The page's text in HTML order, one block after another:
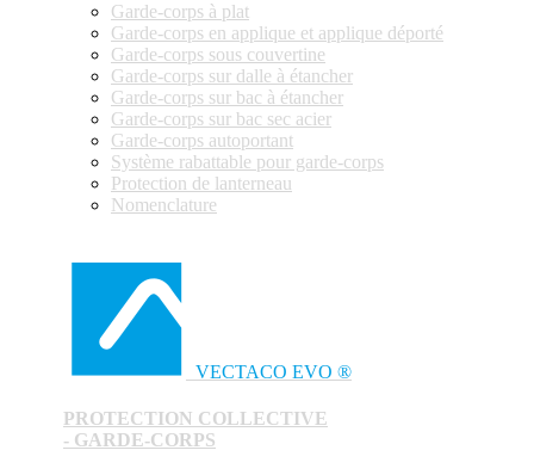
Garde-corps à plat
Garde-corps en applique et applique déporté
Garde-corps sous couvertine
Garde-corps sur dalle à étancher
Garde-corps sur bac à étancher
Garde-corps sur bac sec acier
Garde-corps autoportant
Système rabattable pour garde-corps
Protection de lanterneau
Nomenclature
VECTACO EVO ®
PROTECTION COLLECTIVE
- GARDE-CORPS